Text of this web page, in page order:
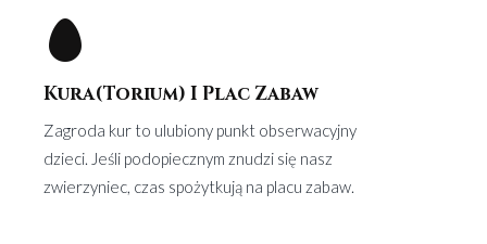
Kura(torium) I Plac Zabaw
Zagroda kur to ulubiony punkt obserwacyjny
dzieci. Jeśli podopiecznym znudzi się nasz
zwierzyniec, czas spożytkują na placu zabaw.